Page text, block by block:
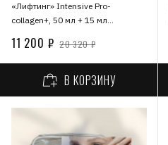
«Лифтинг» Intensive Pro-
collagen+, 50 мл + 15 мл
11 200 ₽ 20 320 ₽
В КОРЗИНУ